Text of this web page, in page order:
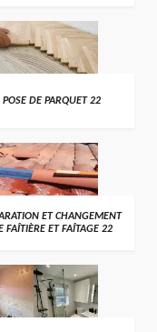
POSE DE PARQUET 22
ET CHANGEMENT
FAÎTIÈRE ET FAÎTAGE 22